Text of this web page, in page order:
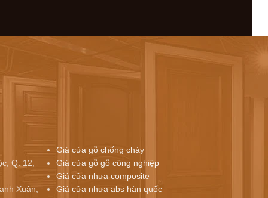
Q. 12,
Xuân,
Giá cửa gỗ chống cháy
Giá cửa gỗ gỗ công nghiệp
Giá cửa nhựa composite
Giá cửa nhựa abs hàn quốc